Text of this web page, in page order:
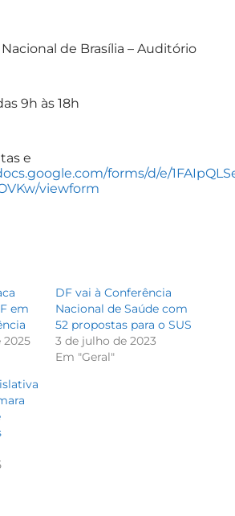
de Brasília – Auditório
9h às 18h
e
forms/d/e/
viewform
em
2025
DF vai à Conferência
Nacional de Saúde com
52 propostas para o SUS
3 de julho de 2023
Em "Geral"